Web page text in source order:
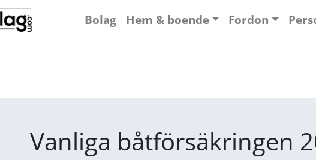
Bolag Hem & boende Fordon
Vanliga båtförsäkringen